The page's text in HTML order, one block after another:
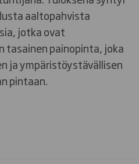
aaltopahvista
jotka ovat
tasainen painopinta, joka
ja ympäristöystävällisen
pintaan.